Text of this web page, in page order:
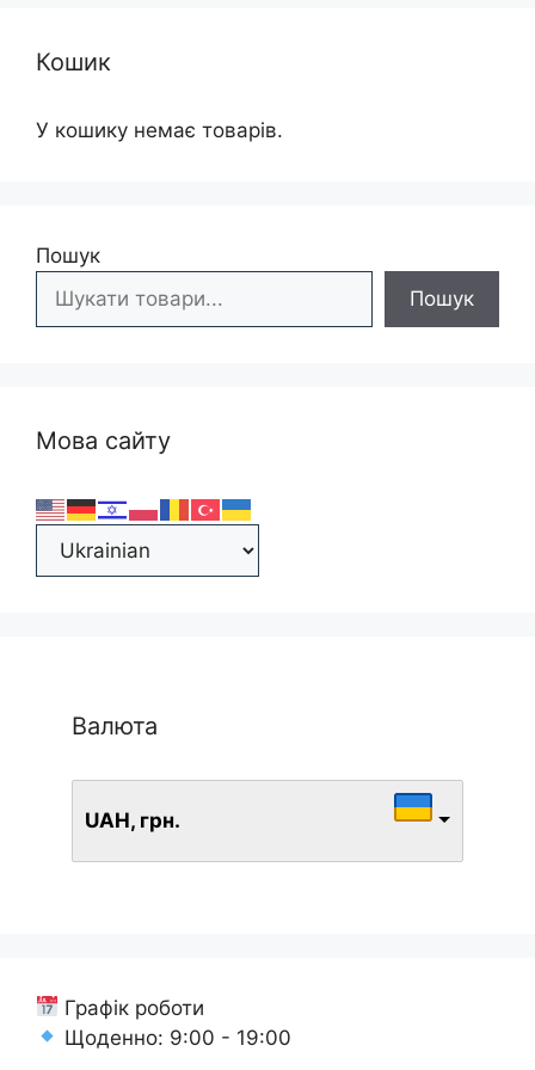
Кошик
У кошику немає товарів.
Пошук
Пошук
Мова сайту
Валюта
UAH, грн.
Графік роботи
Щоденно: 9:00 - 19:00